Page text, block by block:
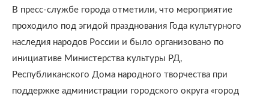
В пресс-службе города отметили, что мероприятие
проходило под эгидой празднования Года культурного
наследия народов России и было организовано по
инициативе Министерства культуры РД,
Республиканского Дома народного творчества при
поддержке администрации городского округа «город